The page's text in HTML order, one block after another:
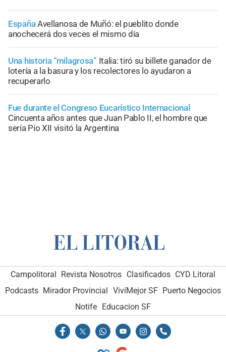
EspañaAvellanosa de Muñó: el pueblito donde
anochecerá dos veces el mismo día
Una historia “milagrosa” Italia: tiró su billete ganador de
lotería a la basura y los recolectores lo ayudaron a
recuperarlo
Fue durante el Congreso Eucarístico Internacional
Cincuenta años antes que Juan Pablo II, el hombre que
sería Pío XII visitó la Argentina
Campolitoral Revista Nosotros Clasificados CYD Litoral
Podcasts Mirador Provincial VivíMejor SF Puerto Negocios
Notife Educacion SF